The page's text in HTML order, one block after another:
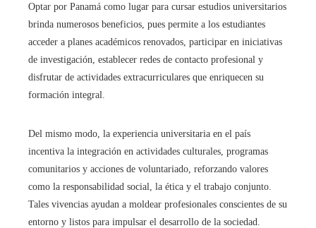
Optar por Panamá como lugar para cursar estudios universitarios
brinda numerosos beneficios, pues permite a los estudiantes
acceder a planes académicos renovados, participar en iniciativas
de investigación, establecer redes de contacto profesional y
disfrutar de actividades extracurriculares que enriquecen su
formación integral.
Del mismo modo, la experiencia universitaria en el país
incentiva la integración en actividades culturales, programas
comunitarios y acciones de voluntariado, reforzando valores
como la responsabilidad social, la ética y el trabajo conjunto.
Tales vivencias ayudan a moldear profesionales conscientes de su
entorno y listos para impulsar el desarrollo de la sociedad.